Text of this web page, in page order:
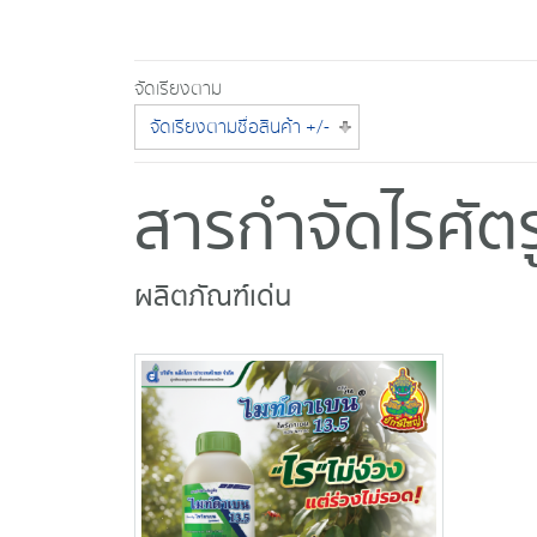
จัดเรียงตาม
จัดเรียงตามชื่อสินค้า +/-
สารกำจัดไรศั
ผลิตภัณฑ์เด่น